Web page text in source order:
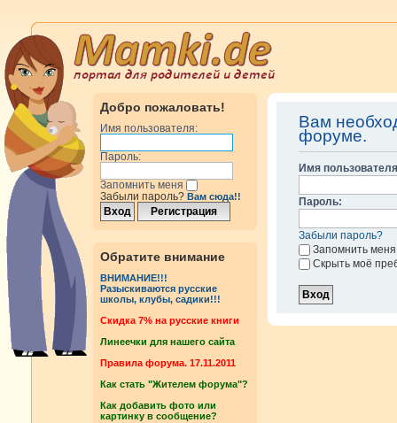
Добро пожаловать!
Имя пользователя:
Пароль:
Запомнить меня
Забыли пароль? Вам сюда!!
Обратите внимание
ВНИМАНИЕ!!!
Разыскиваются русские
школы, клубы, садики!!!
Cкидка 7% на русские книги
Линеечки для нашего сайта
Правила форума. 17.11.2011
Как стать "Жителем форума"?
Как добавить фото или
картинку в сообщение?
Вам
форуме.
Имя
Пароль:
Забыли пароль?
Запомнить меня
Скрыть моё